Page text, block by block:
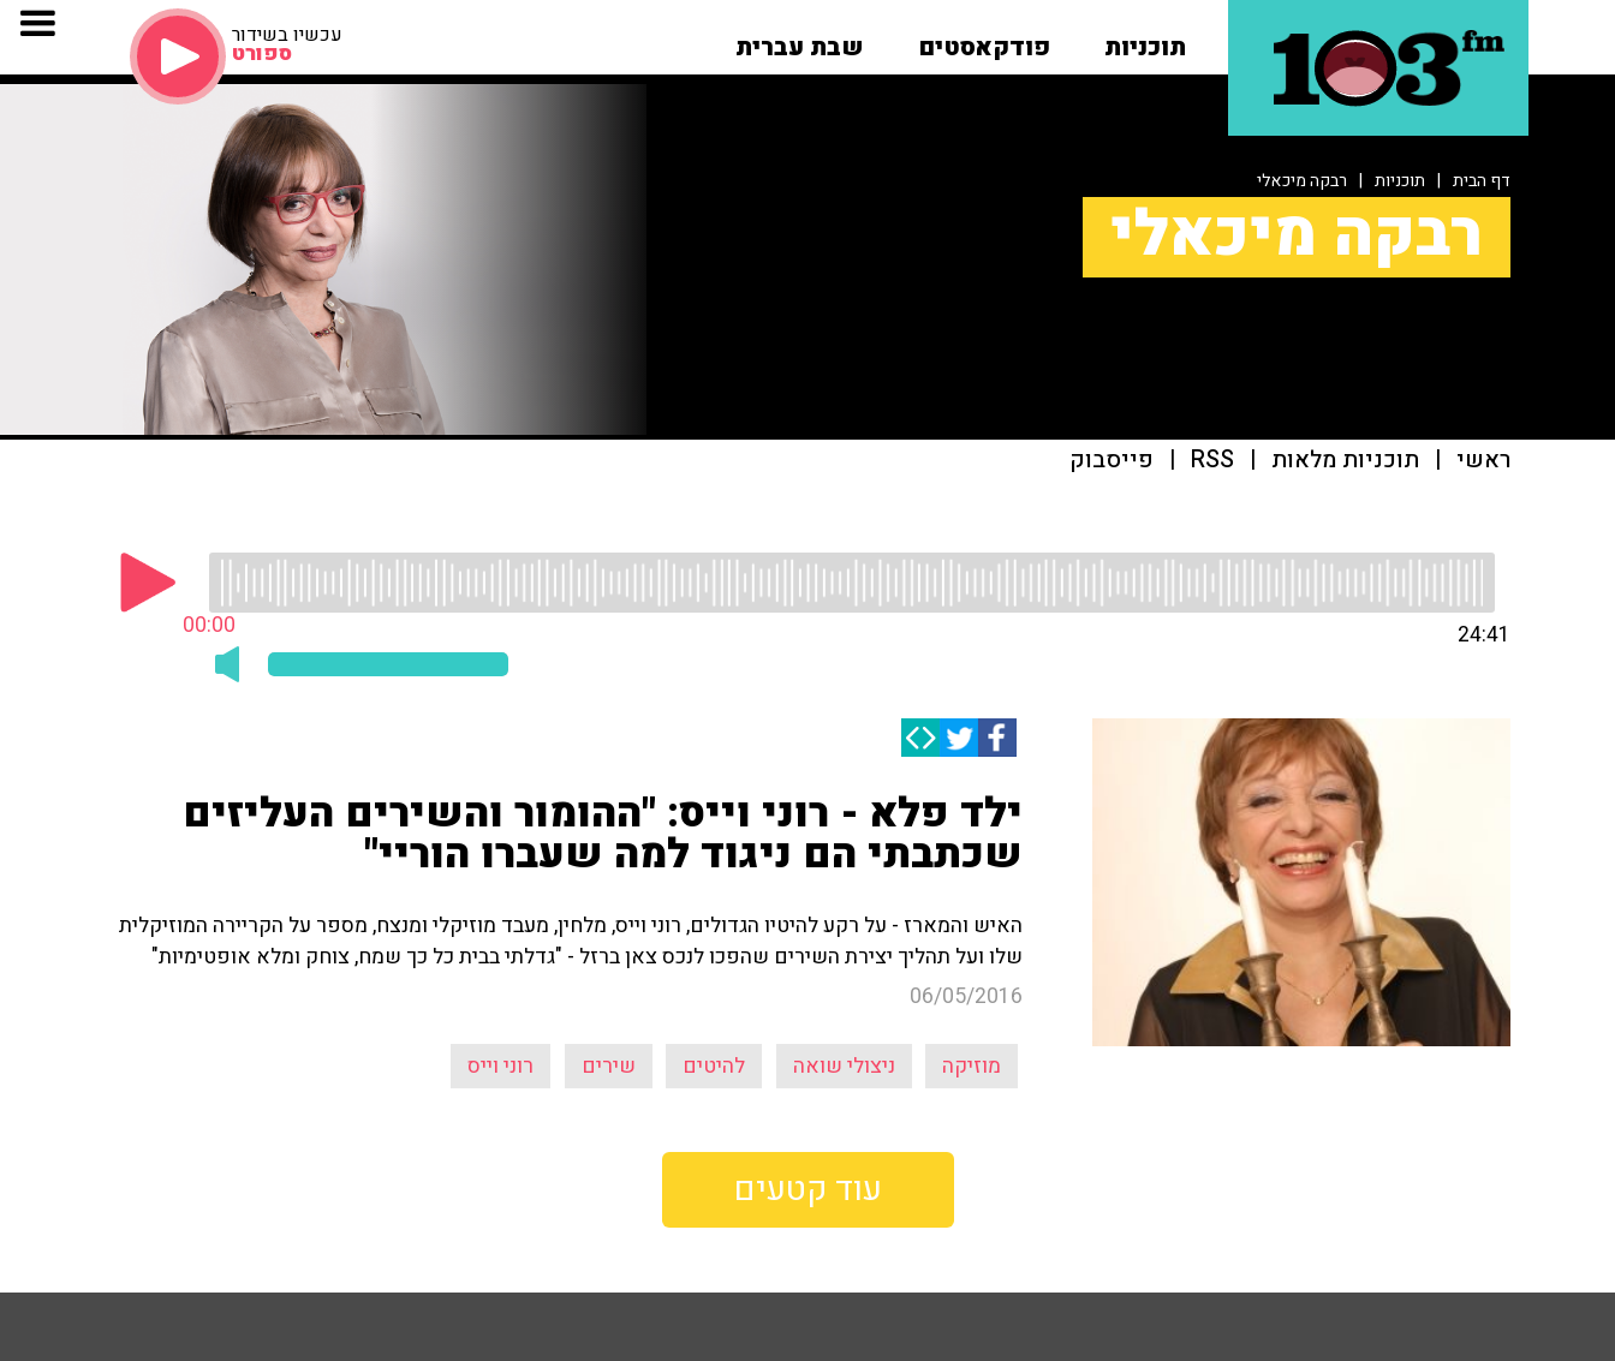
תוכניות פודקאסטים שבת עברית עכשיו בשידור
ספורט
דף הבית | תוכניות | רבקה מיכאלי
רבקה מיכאלי
ראשי | תוכניות מלאות |
RSS
| פייסבוק
00:00 24:41
ילד פלא - רוני וייס: "ההומור והשירים העליזים
שכתבתי הם ניגוד למה שעברו הוריי"
האיש והמארז - על רקע להיטיו הגדולים, רוני וייס, מלחין, מעבד מוזיקלי ומנצח, מספר על הקריירה המוזיקלית
שלו ועל תהליך יצירת השירים שהפכו לנכס צאן ברזל - "גדלתי בבית כל כך שמח, צוחק ומלא אופטימיות"
06/05/2016
מוזיקה ניצולי שואה להיטים שירים רוני וייס
עוד קטעים